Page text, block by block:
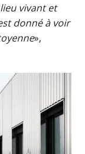
vivant et
donné à voir
»,